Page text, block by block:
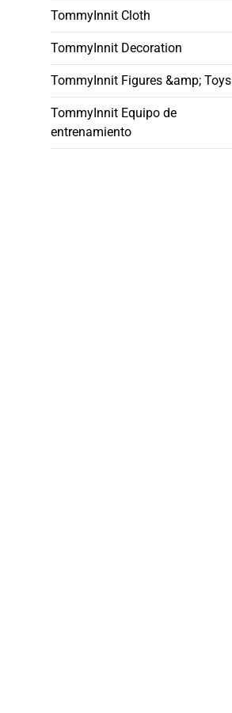
TommyInnit Cloth
TommyInnit Decoration
TommyInnit Figures &amp; Toys
TommyInnit Equipo de
entrenamiento